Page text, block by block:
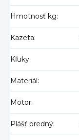
Hmotnosť kg:
Kazeta:
Kľuky:
Materiál :
Motor:
Plášť predný: